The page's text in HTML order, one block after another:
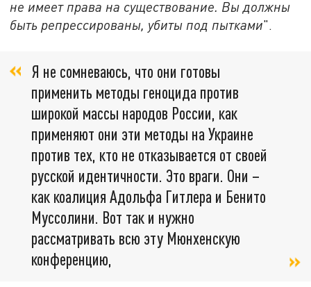
не имеет права на существование. Вы должны
быть репрессированы, убиты под пытками".
Я не сомневаюсь, что они готовы
применить методы геноцида против
широкой массы народов России, как
применяют они эти методы на Украине
против тех, кто не отказывается от своей
русской идентичности. Это враги. Они –
как коалиция Адольфа Гитлера и Бенито
Муссолини. Вот так и нужно
рассматривать всю эту Мюнхенскую
конференцию,